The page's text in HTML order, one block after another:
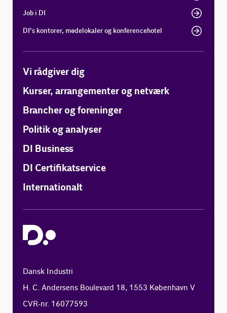
Job i DI
DI's kontorer, mødelokaler og konferencehotel
Vi rådgiver dig
Kurser, arrangementer og netværk
Brancher og foreninger
Politik og analyser
DI Business
DI Certifikatservice
Internationalt
Dansk Industri
H. C. Andersens Boulevard 18, 1553 København V
CVR-nr. 16077593